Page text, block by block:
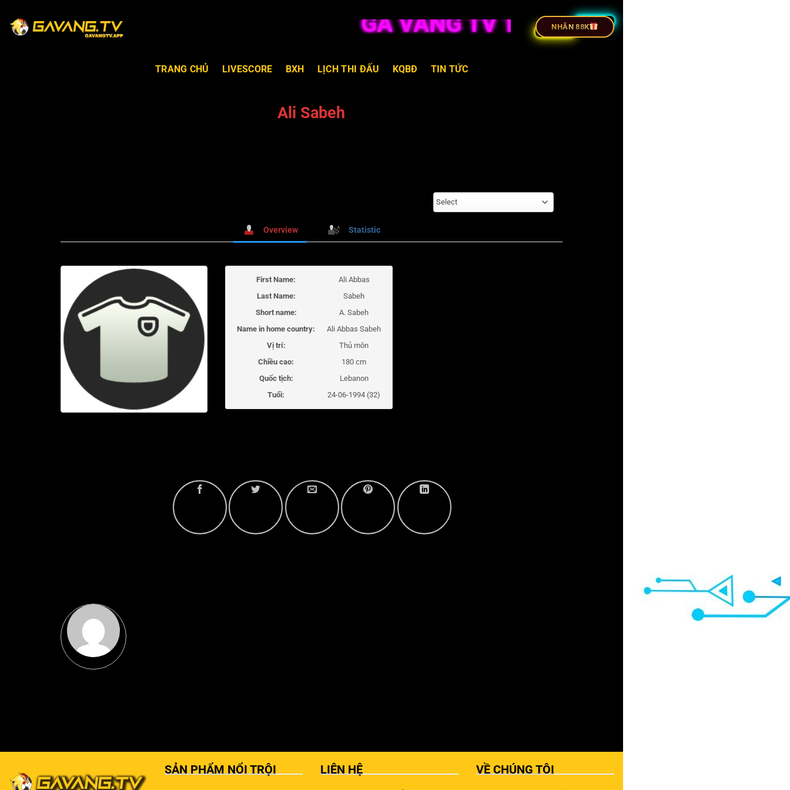
GÀ VÀNG TV TRỰC TIẾP BÓNG ĐÁ
NHÂN 88K
TRANG CHỦ LIVESCORE BXH LỊCH THI ĐẤU KQBĐ TIN TỨC
Ali Sabeh
Select
Overview Statistic
First Name:
Ali Abbas
Last Name:
Sabeh
Short name:
A. Sabeh
Name in home country:
Ali Abbas Sabeh
Vị trí:
Thủ môn
Chiều cao:
180 cm
Quốc tịch:
Lebanon
Tuổi:
24-06-1994 (32)
SẢN PHẨM NỔI TRỘI LIÊN HỆ VỀ CHÚNG TÔI